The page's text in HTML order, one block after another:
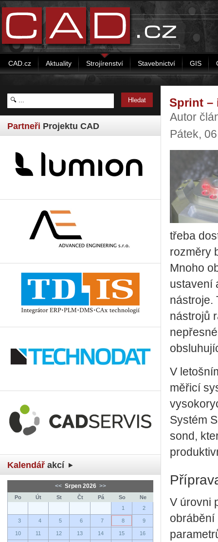
CAD.cz Aktuality Strojírenství Stavebnictví GIS
Partneři Projektu CAD
Kalendář akcí
<< Srpen 2026 >>
Po Út St Čt Pá So
Ne
1
2
3 4 5 6 7 8 9
10 11 12 13 14 15 16
Sprint –
Autor
Pátek,
třeba
rozměry
Mnoho
ustavení
nástroje.
nástrojů
V
měřicí
Systém
sond,
V úrovni
obrábění